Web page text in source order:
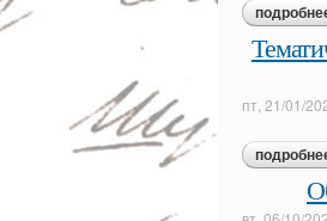
пт, 21/01/